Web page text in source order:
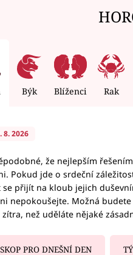
Býk Blíženci Rak
8. 2026
že nejlepším
Pokud jde o srdeční
se přijít na kloub jejich
nepokoušejte. Možná
než uděláte nějaké
PRO DNEŠNÍ DEN